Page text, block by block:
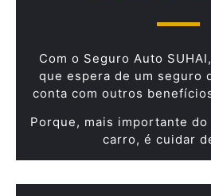
Com o Seguro Auto
que espera de um seguro
conta com outros
Porque, mais importante
carro, é cuidar